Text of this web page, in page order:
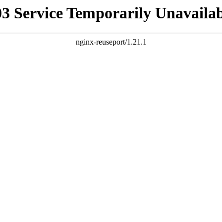
Service Temporarily
nginx-reuseport/1.21.1